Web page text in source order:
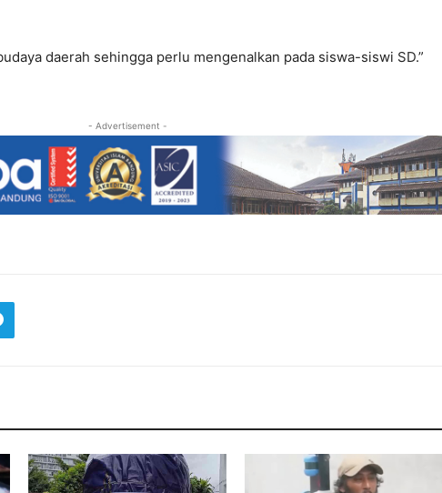
daerah sehingga perlu mengenalkan pada siswa-siswi SD.”
- Advertisement -